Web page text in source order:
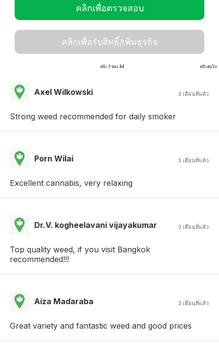
คลิกเพื่อตรวจสอบ
คลิกเพื่อรับสิทธิ์/เพิ่มธุรกิจ
หน้า 1 ของ 44 หน้าต่อไป
Axel Wilkowski 3 เดือนที่แล้ว
Strong weed recommended for daily smoker
Porn Wilai 3 เดือนที่แล้ว
Excellent cannabis, very relaxing
Dr.V. kogheelavani vijayakumar 3 เดือนที่แล้ว
Top quality weed, if you visit Bangkok
recommended!!!
Aiza Madaraba 3 เดือนที่แล้ว
Great variety and fantastic weed and good prices